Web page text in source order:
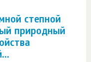
степной
природный